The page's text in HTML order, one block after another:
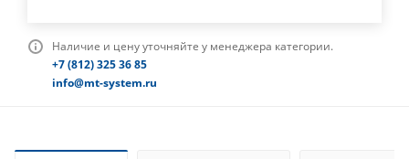
Наличие и цену уточняйте у менеджера категории.
+7 (812) 325 36 85
info@mt-system.ru